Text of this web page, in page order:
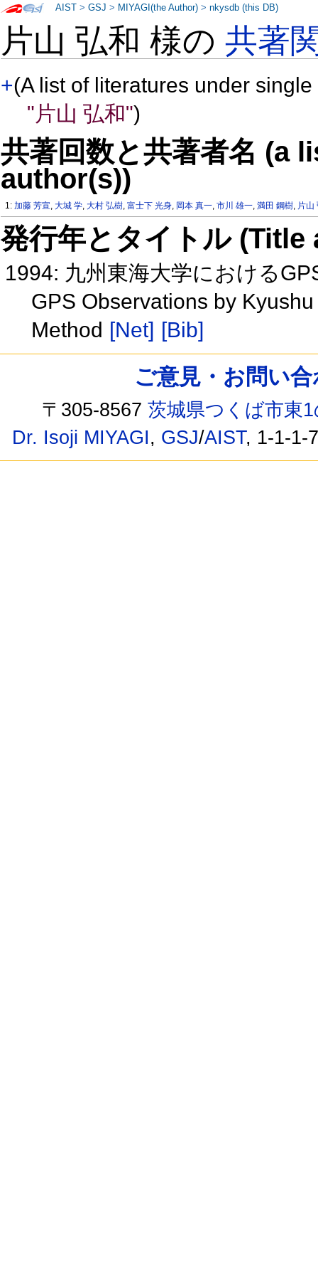
片山 弘和 様の共著
+(A list of literatures under
"片山 弘和")
共著回数と共著者名 (a
author(s))
1:加藤 芳宣,大城 学,大村 弘樹,富士下 光身, 岡本 真一,市川 雄一,満田 鋼樹, 片山
発行年とタイトル
1994: 九州東海大学における
GPS Observations by
Method [Net] [Bib]
AIST >GSJ > MIYAGI(the Author) >nkysdb (this DB)
ご意見・お問い
〒305-8567茨城県つくば市東
Dr. Isoji MIYAGI, GSJ/AIST, 1-1-1-